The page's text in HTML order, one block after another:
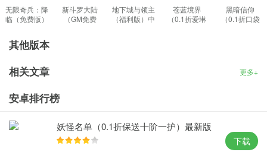
无限奇兵：降
临（免费版）
新斗罗大陆
（GM免费
地下城与领主
（福利版）中
苍蓝境界
（0.1折爱琳
黑暗信仰
（0.1折口袋
其他版本
相关文章
更多+
安卓排行榜
妖怪名单（0.1折保送十阶一护）最新版
本
下载